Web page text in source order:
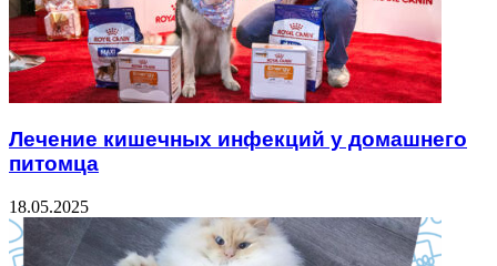
Лечение кишечных инфекций у домашнего
питомца
18.05.2025